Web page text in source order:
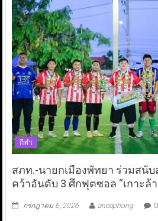
กีฬา
สภท.-นายกเมืองพัทยา ร่วมสนับ
คว้าอันดับ 3 ศึกฟุตซอล “เกาะล้
กรกฎาคม 6, 2026 aneaphong 0